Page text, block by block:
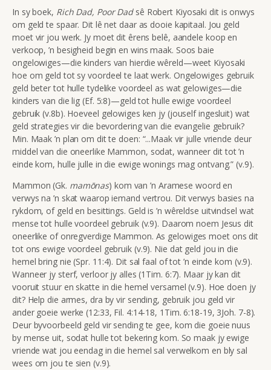
In sy boek, Rich Dad, Poor Dadsê Robert Kiyosaki dit is onwys
om geld te spaar. Dit lê net daar as dooie kapitaal. Jou geld
moet vir jou werk. Jy moet dit êrens belê, aandele koop en
verkoop, ’n besigheid begin en wins maak. Soos baie
ongelowiges—die kinders van hierdie wêreld—weet Kiyosaki
hoe om geld tot syvoordeel te laat werk. Ongelowiges gebruik
geld beter tot hulle tydelike voordeel as wat gelowiges—die
kinders van die lig (Ef. 5:8)—geld tot hulle ewige voordeel
gebruik (v.8b). Hoeveel gelowiges ken jy (jouself ingesluit) wat
geld strategies vir die bevordering van die evangelie gebruik?
Min. Maak ’n plan om dit te doen: “...Maak vir julle vriende deur
middel van die oneerlike Mammon, sodat, wanneer dit tot ’n
einde kom, hulle julle in die ewige wonings mag ontvang.” (v.9).
Mammon (Gk. mamōnas) kom van ’n Aramese woord en
verwys na ’n skat waarop iemand vertrou. Dit verwys basies na
rykdom, of geld en besittings. Geld is ’n wêreldse uitvindsel wat
mense tot hulle voordeel gebruik (v.9). Daarom noem Jesus dit
oneerlike of onregverdige Mammon. As gelowiges moet ons dit
tot ons ewige voordeel gebruik (v.9). Nie dat geld jou in die
hemel bring nie (Spr. 11:4). Dit sal faal of tot ’n einde kom (v.9).
Wanneer jy sterf, verloor jy alles (1Tim. 6:7). Maar jy kan dit
vooruit stuur en skatte in die hemel versamel (v.9). Hoe doen jy
dit? Help die armes, dra by vir sending, gebruik jou geld vir
ander goeie werke (12:33, Fil. 4:14-18, 1Tim. 6:18-19, 3Joh. 7-8).
Deur byvoorbeeld geld vir sending te gee, kom die goeie nuus
by mense uit, sodat hulle tot bekering kom. So maak jy ewige
vriende wat jou eendag in die hemel sal verwelkom en bly sal
wees om jou te sien (v.9).